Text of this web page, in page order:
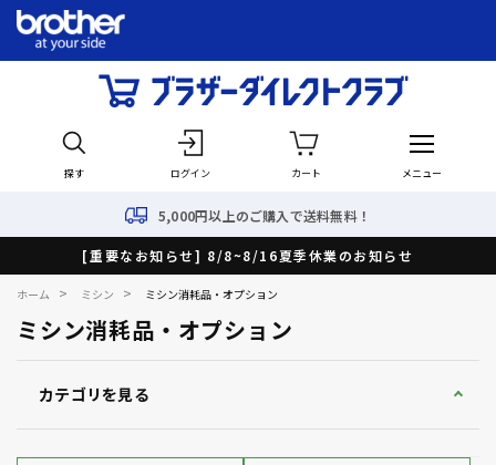
探す ログイン カート メニュー
5,000円以上のご購入で送料無料！
[重要なお知らせ] 8/8~8/16夏季休業のお知らせ
ホーム > ミシン > ミシン消耗品・オプション
ミシン消耗品・オプション
カテゴリを見る